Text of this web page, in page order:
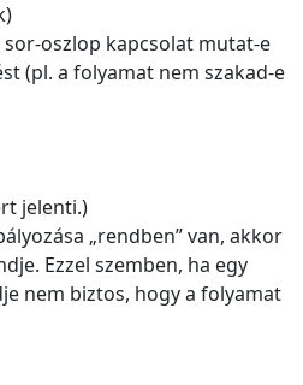
sor-oszlop kapcsolat mutat-e
(pl. a folyamat nem szakad-e
jelenti.)
„rendben” van, akkor
Ezzel szemben, ha egy
nem biztos, hogy a folyamat